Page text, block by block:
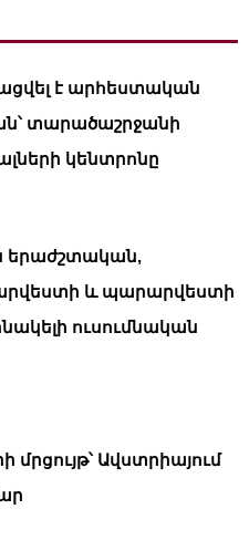
է արհեստական
տարածաշրջանի
կենտրոնը
երաժշտական,
և պարարվեստի
ուսումնական
մրցույթ՝ Ավստրիայում